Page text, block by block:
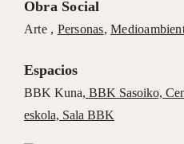
Obra Social
Arte , Personas,
Espacios
BBK Kuna, BBK Sasoiko,
eskola, Sala BBK